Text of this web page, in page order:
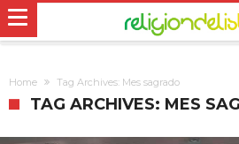
Home Tag Archives: Mes sagrado
TAG ARCHIVES: MES